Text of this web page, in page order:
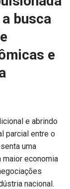
busca
e
e abrindo
parcial entre o
uma
maior economia
nacional.